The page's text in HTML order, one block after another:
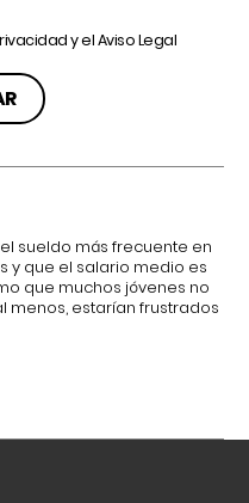
y elAviso Legal
sueldo más frecuente en
y que el salario medio es
que muchos jóvenes no
menos, estarían frustrados